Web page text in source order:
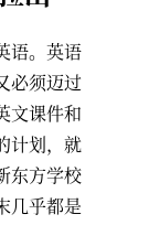
语。英语
必须迈过
文课件和
计划，就
东方学校
几乎都是